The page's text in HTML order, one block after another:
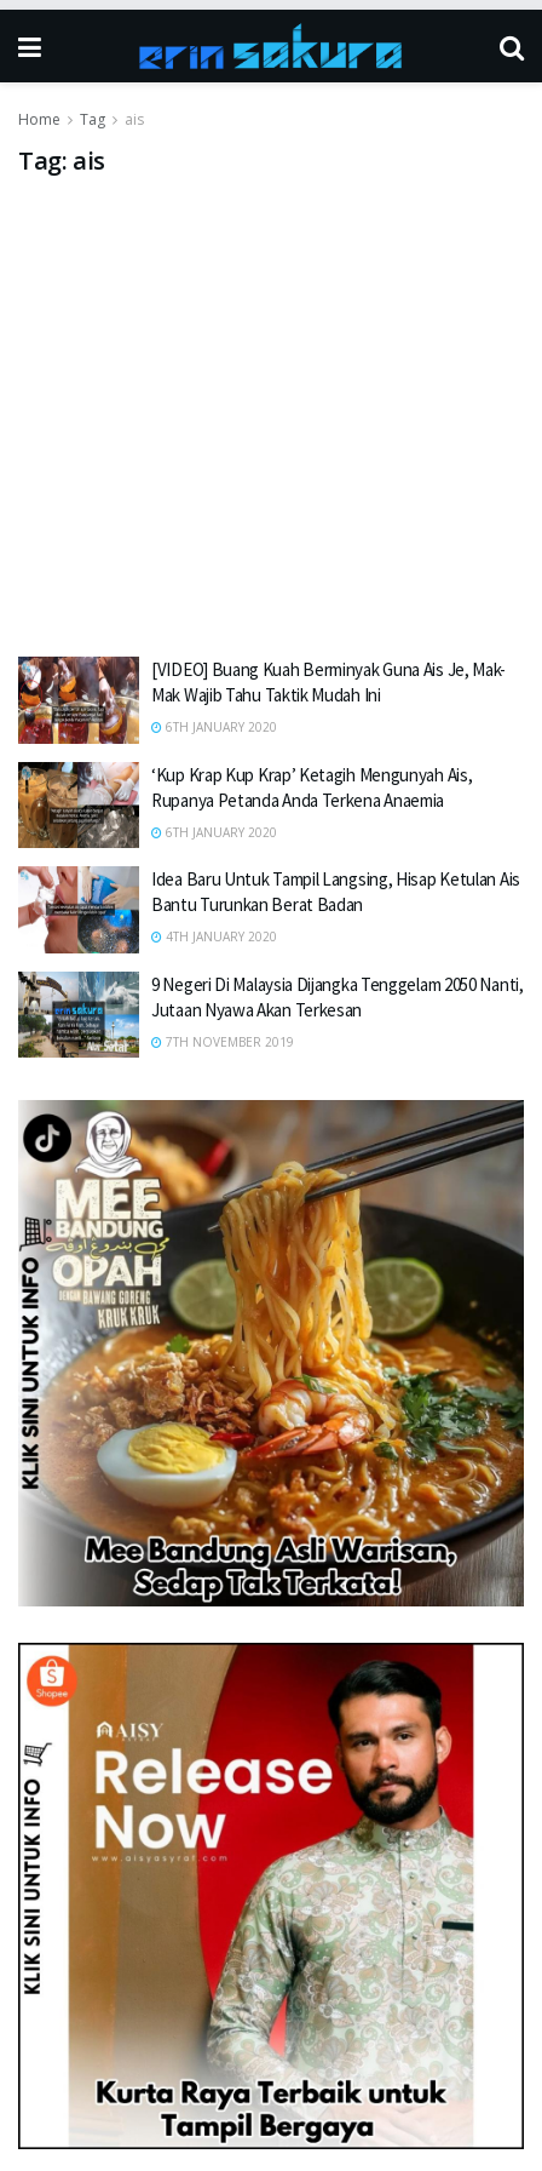
Home Tag ais
Tag: ais
[VIDEO] Buang Kuah Berminyak Guna Ais Je, Mak-
Mak Wajib Tahu Taktik Mudah Ini
6TH JANUARY 2020
‘Kup Krap Kup Krap’ Ketagih Mengunyah Ais,
Rupanya Petanda Anda Terkena Anaemia
6TH JANUARY 2020
Idea Baru Untuk Tampil Langsing, Hisap Ketulan Ais
Bantu Turunkan Berat Badan
4TH JANUARY 2020
9 Negeri Di Malaysia Dijangka Tenggelam 2050 Nanti,
Jutaan Nyawa Akan Terkesan
7TH NOVEMBER 2019